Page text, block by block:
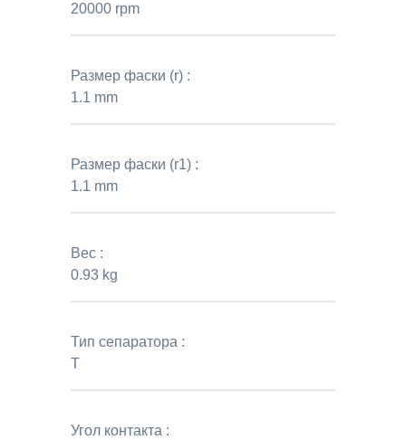
20000 rpm
Размер фаски (r) :
1.1 mm
Размер фаски (r1) :
1.1 mm
Вес :
0.93 kg
Тип сепаратора :
T
Угол контакта :